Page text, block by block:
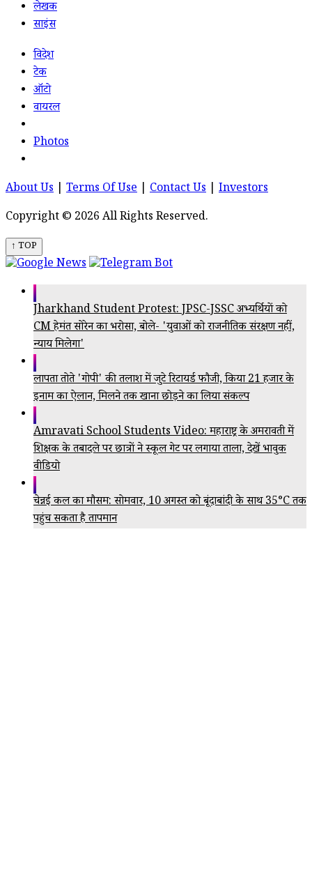
लेखक
साइंस
विदेश
टेक
ऑटो
वायरल
Photos
About Us Terms Of Use Contact Us
Investors
Copyright © 2026 All Rights Reserved.
↑ TOP
Jharkhand Student Protest: JPSC-JSSC अभ्यर्थियों को
CM हेमंत सोरेन का भरोसा, बोले- 'युवाओं को राजनीतिक संरक्षण नहीं,
न्याय मिलेगा'
लापता तोते 'गोपी' की तलाश में जुटे रिटायर्ड फौजी, किया ₹21 हजार के
इनाम का ऐलान, मिलने तक खाना छोड़ने का लिया संकल्प
Amravati School Students Video: महाराष्ट्र के अमरावती में
शिक्षक के तबादले पर छात्रों ने स्कूल गेट पर लगाया ताला, देखें भावुक
वीडियो
चेन्नई कल का मौसम: सोमवार, 10 अगस्त को बूंदाबांदी के साथ 35°C तक
पहुंच सकता है तापमान